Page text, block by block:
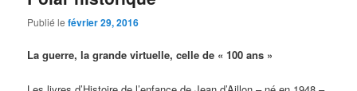
Publié lefévrier 29, 2016
La guerre, la grande virtuelle, celle de « 100 ans »